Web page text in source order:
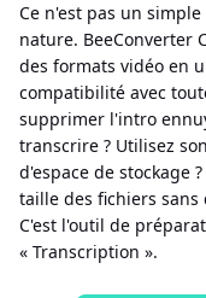
Ce n'est pas un
nature. BeeConverter
des formats vidéo en
compatibilité avec
supprimer l'intro
transcrire ? Utilisez
d'espace de stockage
taille des fichiers
C'est l'outil de
« Transcription ».